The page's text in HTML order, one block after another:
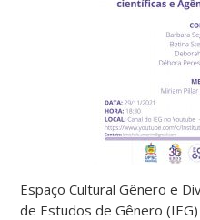
Espaço Cultural Gênero e
de Estudos de Gênero